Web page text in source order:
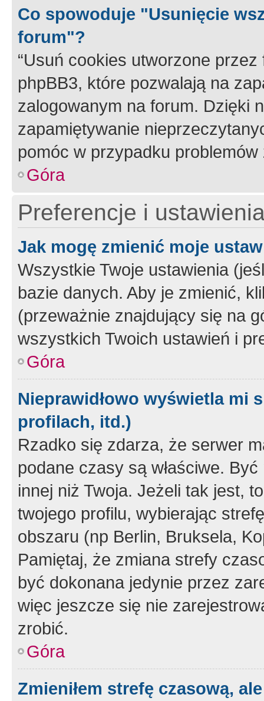
Co spowoduje "Usunięcie
forum"?
“Usuń cookies utworzone
phpBB3, które pozwalają na
zalogowanym na forum. Dzięki
zapamiętywanie
pomóc w przypadku
Góra
Preferencje i
Jak mogę zmienić moje
Wszystkie Twoje ustawienia
bazie danych. Aby je zmienić,
(przeważnie znajdujący się na
wszystkich Twoich ustawień i
Góra
Nieprawidłowo wyświetla mi
profilach, itd.)
Rzadko się zdarza, że serwer
podane czasy są właściwe.
innej niż Twoja. Jeżeli tak jest,
twojego profilu, wybierając
obszaru (np Berlin, Bruksela,
Pamiętaj, że zmiana strefy
być dokonana jedynie przez
więc jeszcze się nie
zrobić.
Góra
Zmieniłem strefę czasową,